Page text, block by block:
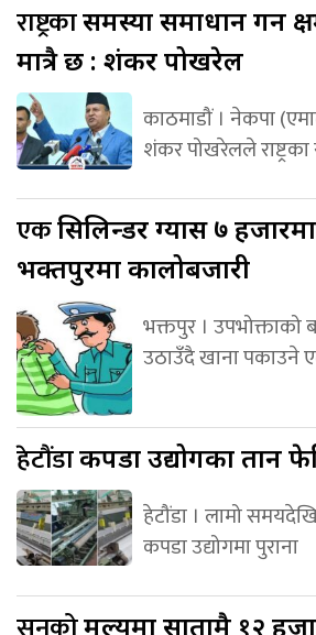
राष्ट्रकासमस्या समाधान गर्ने
मात्रै छ : शंकर पोखरेल
काठमाडौं । नेकपा
शंकर पोखरेलले
एकसिलिन्डर ग्यास ७
भक्तपुरमा कालोबजारी
भक्तपुर । उपभोक्ताको
उठाउँदै खाना पकाउने
हेटौंडाकपडा उद्योगका तान
हेटौंडा । लामो
कपडा उद्योगमा पुराना
मूल्यमा सातामै १२